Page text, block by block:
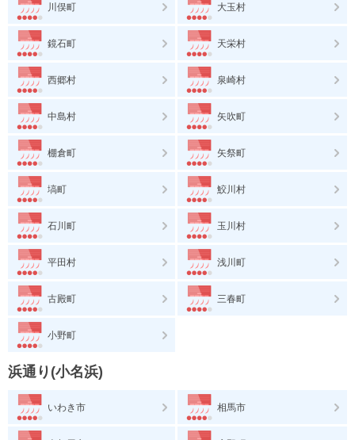
川俣町 大玉村
鏡石町 天栄村
西郷村 泉崎村
中島村 矢吹町
棚倉町 矢祭町
塙町 鮫川村
石川町 玉川村
平田村 浅川町
古殿町 三春町
小野町
浜通り(小名浜)
いわき市 相馬市